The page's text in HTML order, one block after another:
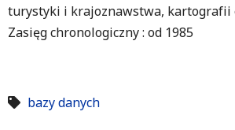
turystyki i krajoznawstwa, kartografii
Zasięg chronologiczny : od 1985
bazy danych